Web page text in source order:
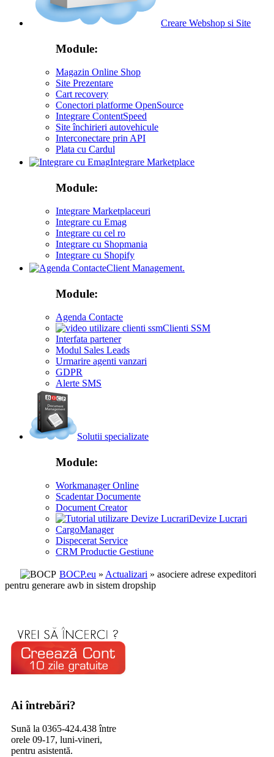
Creare Webshop si Site
Module:
Magazin Online Shop
Site Prezentare
Cart recovery
Conectori platforme OpenSource
Integrare ContentSpeed
Site închirieri autovehicule
Interconectare prin API
Plata cu Cardul
Integrare Marketplace
Module:
Integrare Marketplaceuri
Integrare cu Emag
Integrare cu cel ro
Integrare cu Shopmania
Integrare cu Shopify
Client Management.
Module:
Agenda Contacte
Clienti SSM
Interfata partener
Modul Sales Leads
Urmarire agenti vanzari
GDPR
Alerte SMS
Solutii specializate
Module:
Workmanager Online
Scadentar Documente
Document Creator
Devize Lucrari
CargoManager
Dispecerat Service
CRM Productie Gestiune
BOCP.eu » Actualizari » asociere adrese expeditori
pentru generare awb in sistem dropship
Ai întrebări?
Sună la 0365-424.438 între
orele 09-17, luni-vineri,
pentru asistentă.